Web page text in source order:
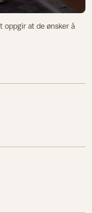
at de ønsker å